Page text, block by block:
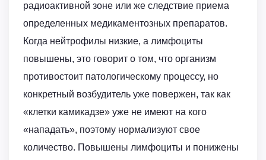
радиоактивной зоне или же следствие приема
определенных медикаментозных препаратов.
Когда нейтрофилы низкие, а лимфоциты
повышены, это говорит о том, что организм
противостоит патологическому процессу, но
конкретный возбудитель уже повержен, так как
«клетки камикадзе» уже не имеют на кого
«нападать», поэтому нормализуют свое
количество. Повышены лимфоциты и понижены